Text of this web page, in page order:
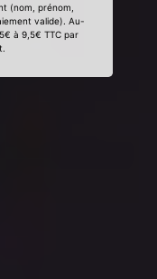
(nom, prénom,
valide). Au-
à 9,5€ TTC par